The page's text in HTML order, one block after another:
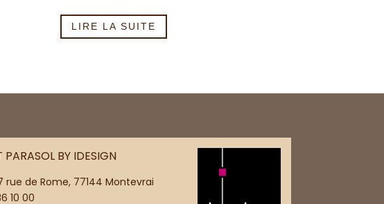
LIRE LA SUITE
BY IDESIGN
rue de Rome, 77144 Montevrai
10 00